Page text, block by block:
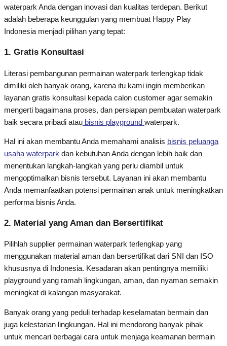
waterpark Anda dengan inovasi dan kualitas terdepan. Berikut
adalah beberapa keunggulan yang membuat Happy Play
Indonesia menjadi pilihan yang tepat:
1. Gratis Konsultasi
Literasi pembangunan permainan waterpark terlengkap tidak
dimiliki oleh banyak orang, karena itu kami ingin memberikan
layanan gratis konsultasi kepada calon customer agar semakin
mengerti bagaimana proses, dan persiapan pembuatan waterpark
baik secara pribadi atau bisnis playground waterpark.
Hal ini akan membantu Anda memahami analisis bisnis peluanga
usaha waterpark dan kebutuhan Anda dengan lebih baik dan
menentukan langkah-langkah yang perlu diambil untuk
mengoptimalkan bisnis tersebut. Layanan ini akan membantu
Anda memanfaatkan potensi permainan anak untuk meningkatkan
performa bisnis Anda.
2. Material yang Aman dan Bersertifikat
Pilihlah supplier permainan waterpark terlengkap yang
menggunakan material aman dan bersertifikat dari SNI dan ISO
khususnya di Indonesia. Kesadaran akan pentingnya memiliki
playground yang ramah lingkungan, aman, dan nyaman semakin
meningkat di kalangan masyarakat.
Banyak orang yang peduli terhadap keselamatan bermain dan
juga kelestarian lingkungan. Hal ini mendorong banyak pihak
untuk mencari berbagai cara untuk menjaga keamanan bermain